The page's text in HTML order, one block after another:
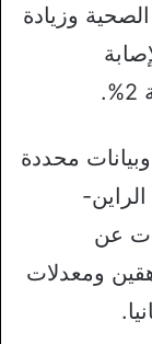
وزيادة
محددة
عن
ومعدلات